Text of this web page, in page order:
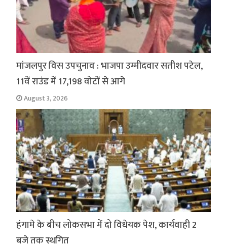
मांजलपुर विस उपचुनाव : भाजपा उम्मीदवार सतीश पटेल,
11वें राउंड में 17,198 वोटों से आगे
August 3, 2026
हंगामे के बीच लोकसभा में दो विधेयक पेश, कार्यवाही 2
बजे तक स्थगित